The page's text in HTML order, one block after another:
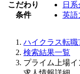
こだわり
条件
日
英語
ハイクラス転職
検索結果一覧
プライム上場